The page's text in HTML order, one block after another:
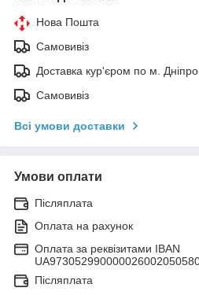
Нова Пошта
Самовивіз
Доставка кур'єром по м. Дніпро
Самовивіз
Всі умови доставки
Умови оплати
Післяплата
Оплата на рахунок
Оплата за реквізитами IBAN
Післяплата